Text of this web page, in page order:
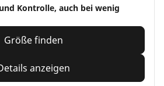
Kontrolle, auch bei wenig
Größe finden
anzeigen